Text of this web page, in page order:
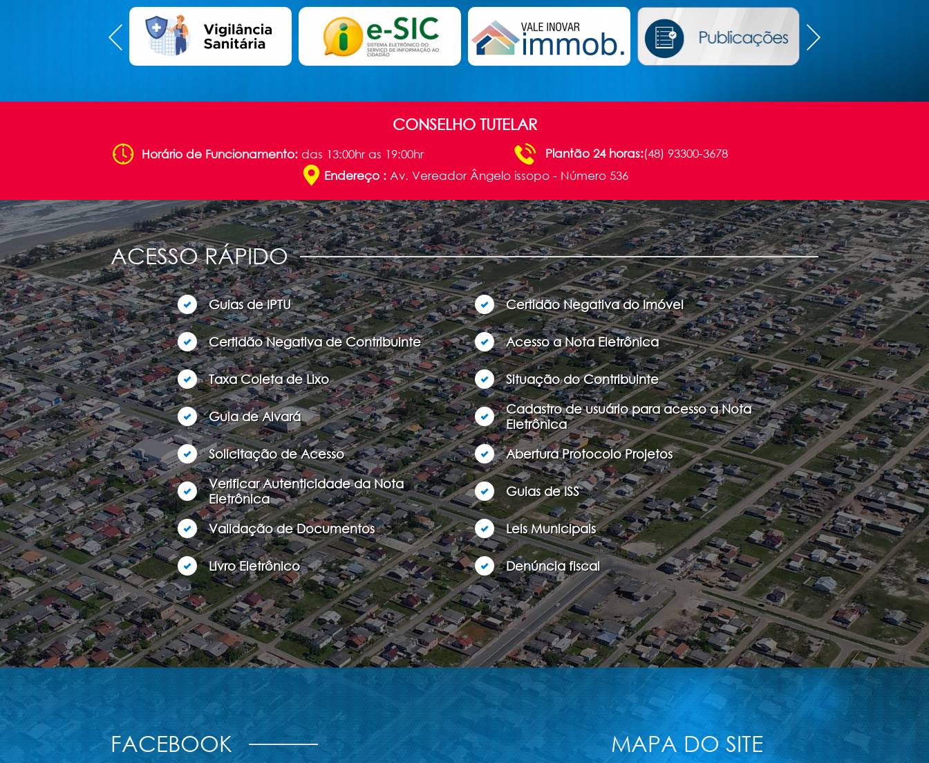
CONSELHO TUTELAR
Horário de Funcionamento: das 13:00hr as 19:00hr Plantão 24 horas:(48) 93300-3678
Endereço : Av. Vereador Ângelo issopo - Número 536
ACESSO RÁPIDO
Guias de IPTU Certidão Negativa do Imóvel
Certidão Negativa de Contribuinte Acesso a Nota Eletrônica
Taxa Coleta de Lixo Situação do Contribuinte
Guia de Alvará
Cadastro de usuário para acesso a Nota
Eletrônica
Solicitação de Acesso
Abertura Protocolo Projetos
Verificar Autenticidade da Nota
Eletrônica
Guias de ISS
Validação de Documentos Leis Municipais
Livro Eletrônico Denúncia fiscal
FACEBOOK MAPA DO SITE